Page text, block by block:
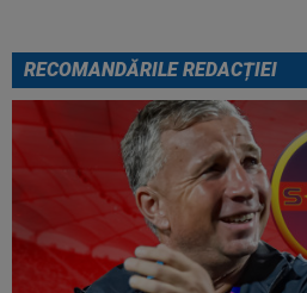
RECOMANDĂRILE REDACȚIEI